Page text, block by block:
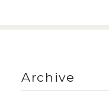
Archive